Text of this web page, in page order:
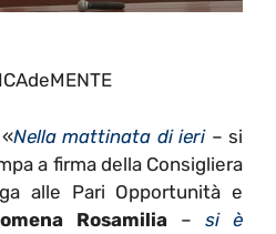
Nella mattinata di ieri – si
a firma della Consigliera
alle Pari Opportunità e
Rosamilia – si è